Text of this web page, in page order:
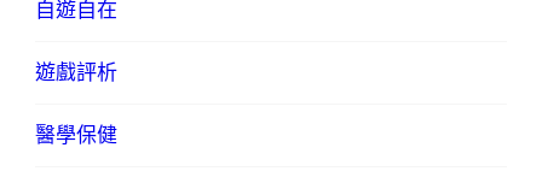
自遊自在
遊戲評析
醫學保健